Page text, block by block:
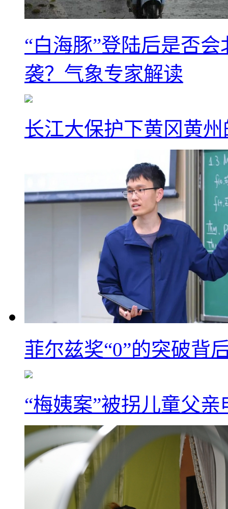
“白海豚”登陆后是否
袭？气象专家解读
长江大保护下黄冈黄
菲尔兹奖“0”的突破背
“梅姨案”被拐儿童父